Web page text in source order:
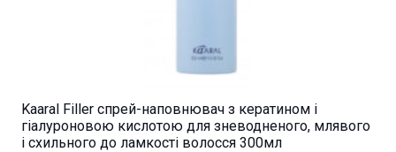
Kaaral Filler спрей-наповнювач з кератином і
гіалуроновою кислотою для зневодненого, млявого
і схильного до ламкості волосся 300мл